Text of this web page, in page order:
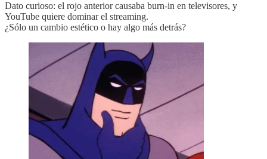
Dato curioso: el rojo anterior causaba burn-in en televisores, y
YouTube quiere dominar el streaming.
¿Sólo un cambio estético o hay algo más detrás?